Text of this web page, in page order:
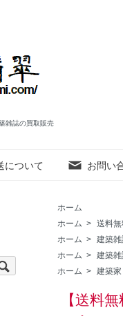
雑誌の買取販売
について お問い
ホーム
ホーム > 送料
ホーム > 建築雑
ホーム > 建築雑
ホーム > 建築家
【送料